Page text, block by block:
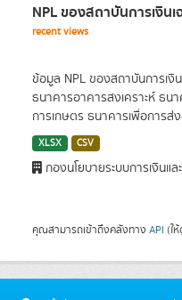
NPL ของสถาบันการเงิน
recent views
ข้อมูล NPL ของสถาบันการเงิ
ธนาคารอาคารสงเคราะห์ ธน
การเกษตร ธนาคารเพื่อการส่ง
XLSX CSV
กองนโยบายระบบการเงินแ
คุณสามารถเข้าถึงคลังทาง API (ใ